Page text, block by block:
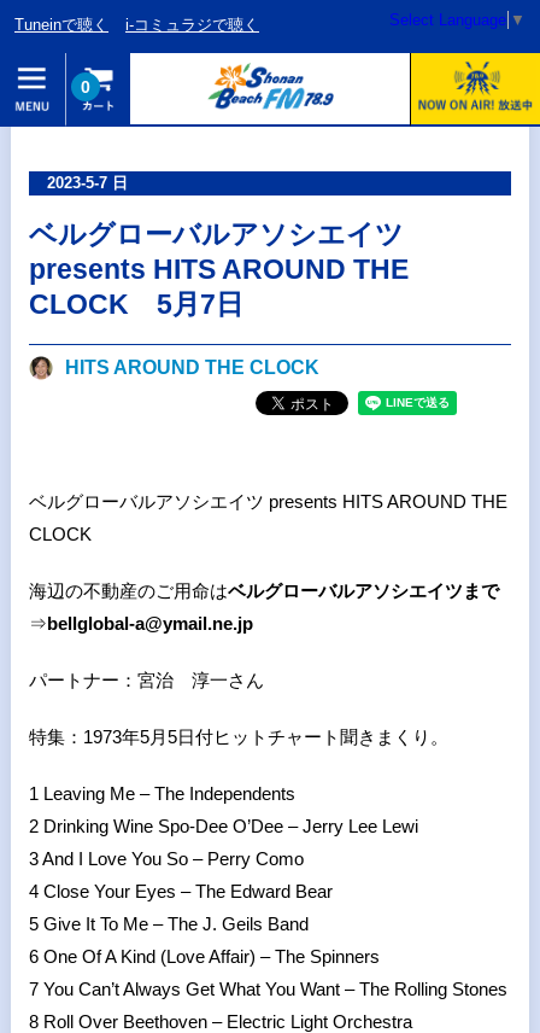
Tuneinで聴く i-コミュラジで聴く Select Language ▼
0
2023-5-7 日
ベルグローバルアソシエイツ
presents HITS AROUND THE
CLOCK 5月7日
HITS AROUND THE CLOCK
ベルグローバルアソシエイツ presents HITS AROUND THE
CLOCK
海辺の不動産のご用命はベルグローバルアソシエイツまで
⇒bellglobal-a@ymail.ne.jp
パートナー：宮治 淳一さん
特集：1973年5月5日付ヒットチャート聞きまくり。
1 Leaving Me – The Independents
2 Drinking Wine Spo-Dee O’Dee – Jerry Lee Lewi
3 And I Love You So – Perry Como
4 Close Your Eyes – The Edward Bear
5 Give It To Me – The J. Geils Band
6 One Of A Kind (Love Affair) – The Spinners
7 You Can’t Always Get What You Want – The Rolling Stones
8 Roll Over Beethoven – Electric Light Orchestra